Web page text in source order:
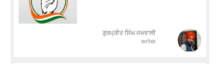
ਗੁਰਪ੍ਰੀਤ ਸਿੰਘ ਜਖਵਾਲੀ
writer